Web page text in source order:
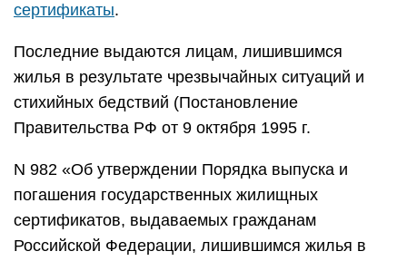
сертификаты.
Последние выдаются лицам, лишившимся
жилья в результате чрезвычайных ситуаций и
стихийных бедствий (Постановление
Правительства РФ от 9 октября 1995 г.
N 982 «Об утверждении Порядка выпуска и
погашения государственных жилищных
сертификатов, выдаваемых гражданам
Российской Федерации, лишившимся жилья в